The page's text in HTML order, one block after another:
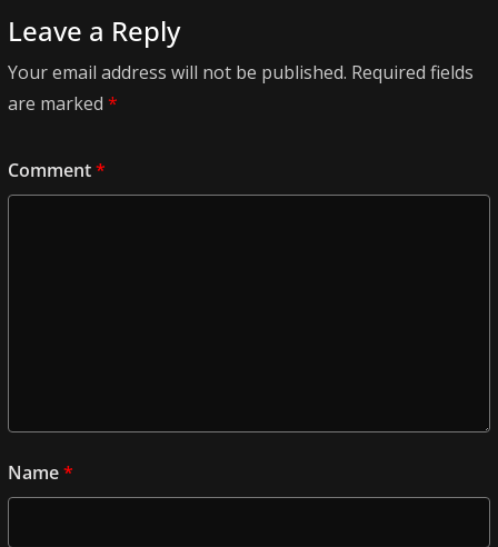
Leave a Reply
Your email address will not be published. Required fields
are marked *
Comment*
Name*